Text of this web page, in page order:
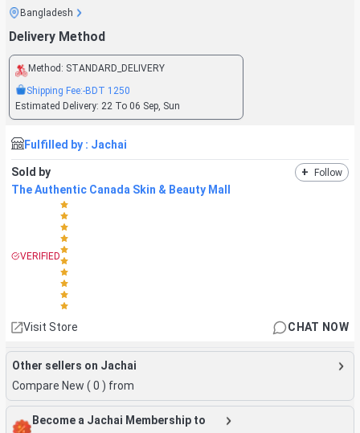
Bangladesh
Delivery Method
Method: STANDARD_DELIVERY
Shipping Fee:-BDT 1250
Estimated Delivery: 22 To 06 Sep, Sun
Fulfilled by : Jachai
Sold by + Follow
The Authentic Canada Skin & Beauty Mall
VERIFIED
Visit Store CHAT NOW
Other sellers on Jachai
Compare New ( 0 ) from
Become a Jachai Membership to